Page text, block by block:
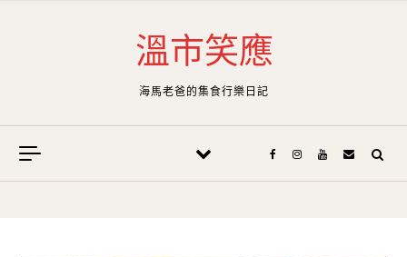
溫市笑應
海馬老爸的集食行樂日記